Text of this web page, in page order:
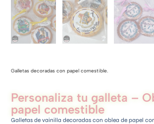
Galletas decoradas con papel comestible.
Personaliza tu galleta –
papel comestible
Galletas de vainilla decoradas con oblea de papel